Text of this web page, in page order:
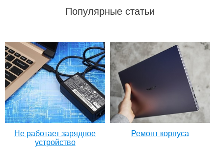
Популярные статьи
Не работает зарядное
устройство
Ремонт корпуса